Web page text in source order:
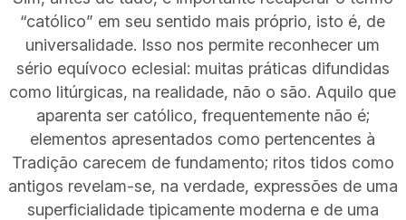
“católico” em seu sentido mais próprio, isto é, de
universalidade. Isso nos permite reconhecer um
sério equívoco eclesial: muitas práticas difundidas
como litúrgicas, na realidade, não o são. Aquilo que
aparenta ser católico, frequentemente não é;
elementos apresentados como pertencentes à
Tradição carecem de fundamento; ritos tidos como
antigos revelam-se, na verdade, expressões de uma
superficialidade tipicamente moderna e de uma